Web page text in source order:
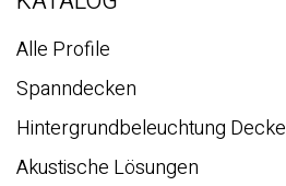
Alle Profile
Spanndecken
Hintergrundbeleuchtung Decke
Akustische Lösungen